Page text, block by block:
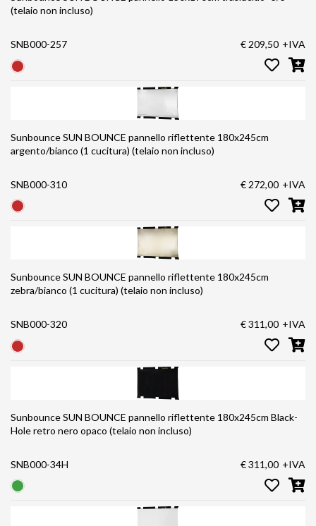
(telaio non incluso)
SNB000-257 € 209,50 +IVA
Sunbounce SUN BOUNCE pannello riflettente 180x245cm
argento/bianco (1 cucitura) (telaio non incluso)
SNB000-310 € 272,00 +IVA
Sunbounce SUN BOUNCE pannello riflettente 180x245cm
zebra/bianco (1 cucitura) (telaio non incluso)
SNB000-320 € 311,00 +IVA
Sunbounce SUN BOUNCE pannello riflettente 180x245cm Black-
Hole retro nero opaco (telaio non incluso)
SNB000-34H € 311,00 +IVA